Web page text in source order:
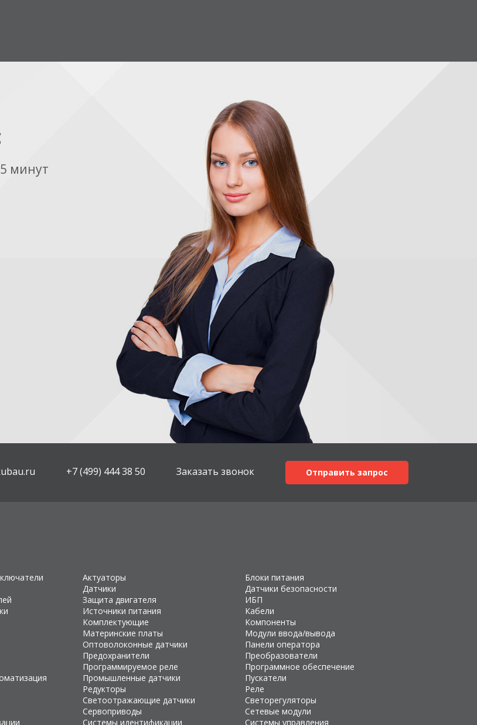
минут
+7 (499) 444 38 50 Заказать звонок Отправить запрос
Актуаторы
Блоки питания
Датчики
Датчики безопасности
Защита двигателя
ИБП
Источники питания
Кабели
Комплектующие
Компоненты
Материнские платы
Модули ввода/вывода
Оптоволоконные датчики
Панели оператора
Предохранители
Преобразователи
Программируемое реле
Программное обеспечение
Промышленные датчики
Пускатели
Редукторы
Реле
Светоотражающие датчики
Светорегуляторы
Сервоприводы
Сетевые модули
Системы идентификации Системы управления